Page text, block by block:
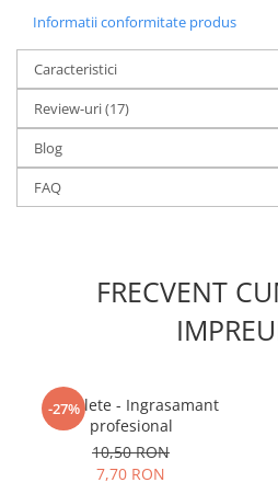
Informatii conformitate produs
Caracteristici
Review-uri(17)
Blog
FAQ
FRECVENT
-27%
5 Tablete - Ingrasamant
profesional
10,50 RON
7,70 RON